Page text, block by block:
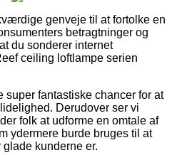
genveje til at fortolke en
betragtninger og
du sonderer internet
ceiling loftlampe serien
super fantastiske chancer for at
Derudover ser vi
folk at udforme en omtale af
ydermere burde bruges til at
kunderne er.